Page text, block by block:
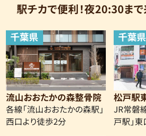
駅チカで便利！夜20:30まで
千葉県
流山おおたかの森整骨院
各線「流山おおたかの森駅」
西口より徒歩2分
千葉県
松戸駅
JR常磐
戸駅」